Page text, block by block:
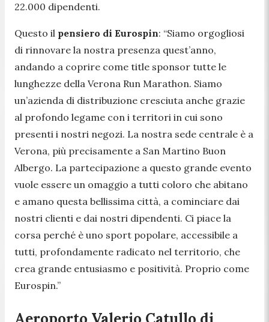
22.000 dipendenti.
Questo il pensiero di Eurospin: “Siamo orgogliosi
di rinnovare la nostra presenza quest’anno,
andando a coprire come title sponsor tutte le
lunghezze della Verona Run Marathon. Siamo
un’azienda di distribuzione cresciuta anche grazie
al profondo legame con i territori in cui sono
presenti i nostri negozi. La nostra sede centrale è a
Verona, più precisamente a San Martino Buon
Albergo. La partecipazione a questo grande evento
vuole essere un omaggio a tutti coloro che abitano
e amano questa bellissima città, a cominciare dai
nostri clienti e dai nostri dipendenti. Ci piace la
corsa perché è uno sport popolare, accessibile a
tutti, profondamente radicato nel territorio, che
crea grande entusiasmo e positività. Proprio come
Eurospin.”